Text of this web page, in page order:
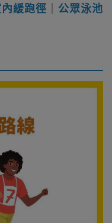
緩跑徑
公眾泳池